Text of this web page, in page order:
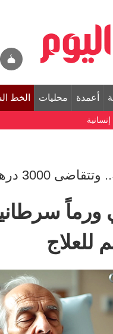
أعمدة محليات الخط
3000 درهم
ورماً